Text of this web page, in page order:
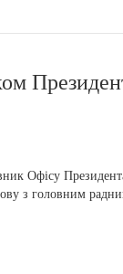
Офісу
з головним